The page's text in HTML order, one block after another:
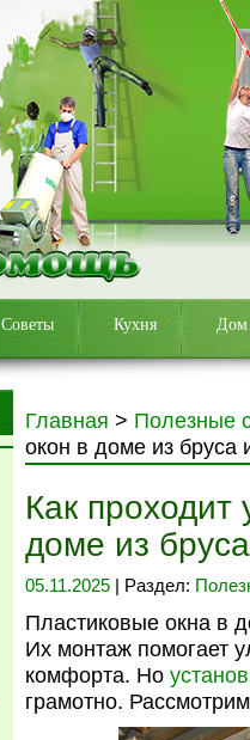
Советы Кухня Дом
Главная > Полезные
окон в доме из бруса
Как проходит
доме из
05.11.2025 | Раздел:
Пластиковые окна в
Их монтаж помогает
комфорта. Но
грамотно.